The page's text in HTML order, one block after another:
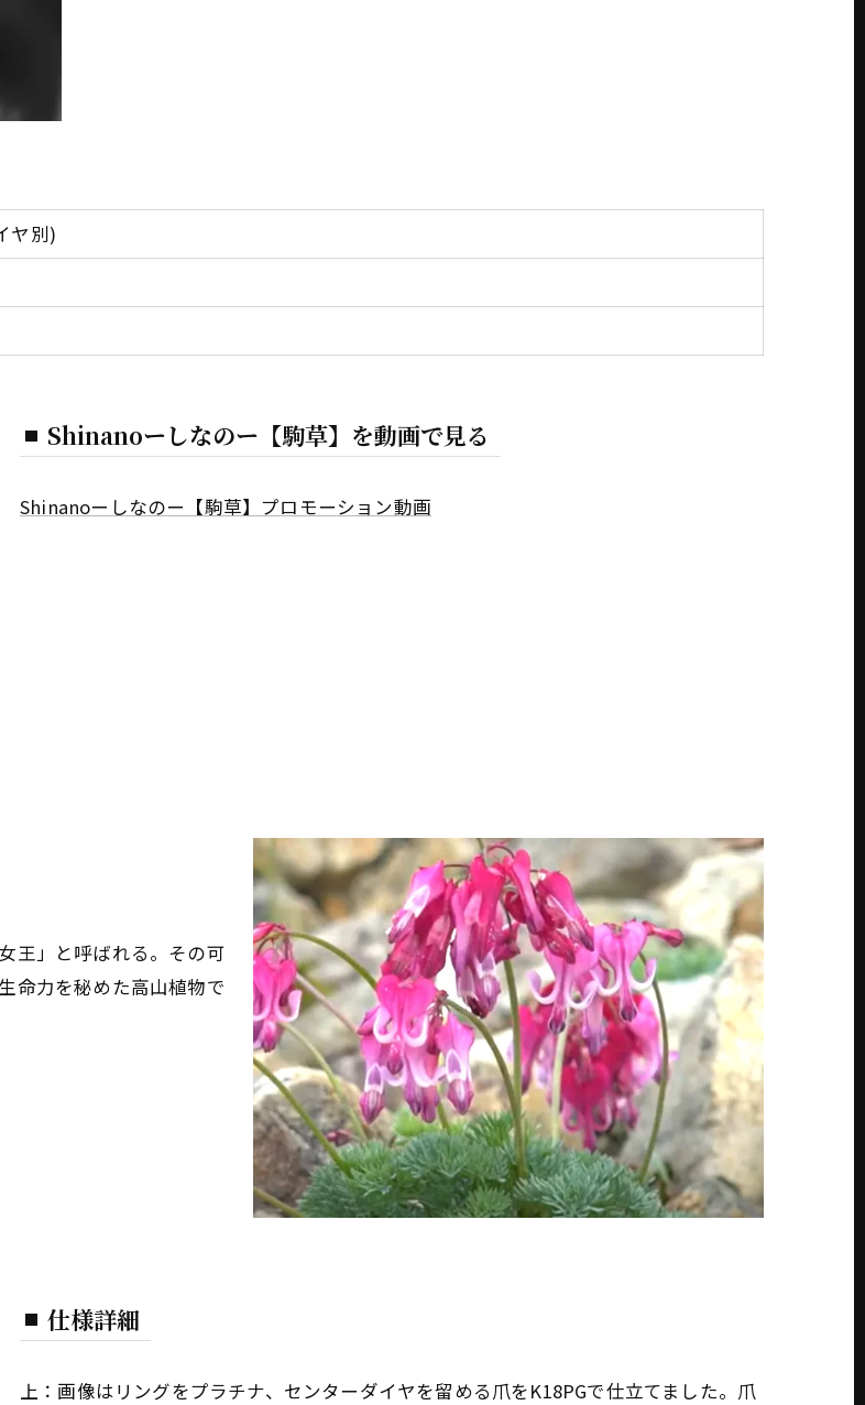
ヤ別)
Shinanoーしなのー【駒草】を動画で見る
Shinanoーしなのー【駒草】プロモーション動画
王」と呼ばれる。その可
命力を秘めた高山植物で
仕様詳細
上：画像はリングをプラチナ、センターダイヤを留める爪をK18PGで仕立てました。爪